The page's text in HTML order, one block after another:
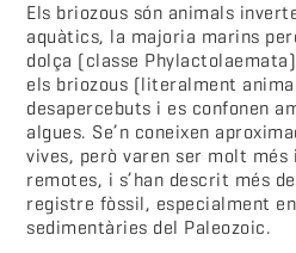
Els briozous són animals
aquàtics, la majoria marins
dolça (classe
els briozous (literalment
desapercebuts i es confonen
algues. Se’n coneixen
vives, però varen ser molt més
remotes, i s’han descrit més
registre fòssil, especialment
sedimentàries del Paleozoic.